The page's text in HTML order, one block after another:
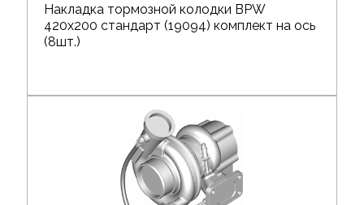
Накладка тормозной колодки BPW
420х200 стандарт (19094) комплект на ось
(8шт.)